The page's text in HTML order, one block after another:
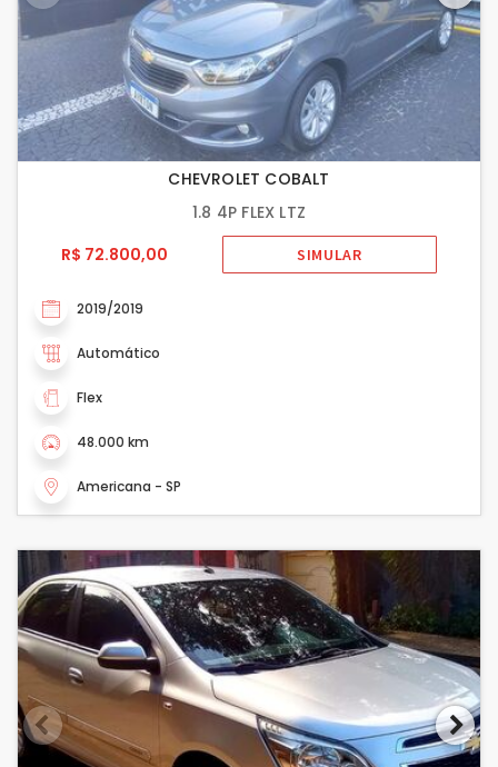
CHEVROLET COBALT
1.8 4P FLEX LTZ
R$ 72.800,00
SIMULAR
2019/2019
Automático
Flex
48.000 km
Americana - SP